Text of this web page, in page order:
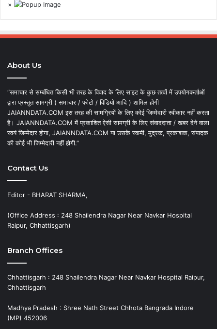
×
About Us
“समाचार से सम्बंधित किसी भी तरह के विवाद के लिए साइट के कुछ तत्वों में उपयोगकर्ताओं
द्वारा प्रस्तुत सामग्री ( समाचार / फोटो / विडियो आदि ) शामिल होगी
JAIANNDATA.COM इस तरह की सामग्रियों के लिए कोई जिम्मेदारी स्वीकार नहीं करता
है। JAIANNDATA.COM में प्रकाशित ऐसी सामग्री के लिए संवाददाता / खबर देने वाला
स्वयं जिम्मेदार होगा, JAIANNDATA.COM या उसके स्वामी, मुद्रक, प्रकाशक, संपादक
की कोई भी जिम्मेदारी नहीं होगी.”
Contact Us
Editor - BHARAT SHARMA,
(Office Address : 248 Shailendra Nagar Near Navkar Hospital
Raipur, Chhattisgarh)
Branch Offices
Chhattisgarh : 248 Shailendra Nagar Near Navkar Hospital Raipur,
Chhattisgarh
Madhya Pradesh : Shree Nath Street Chhota Bangrada Indore
(MP) 452006